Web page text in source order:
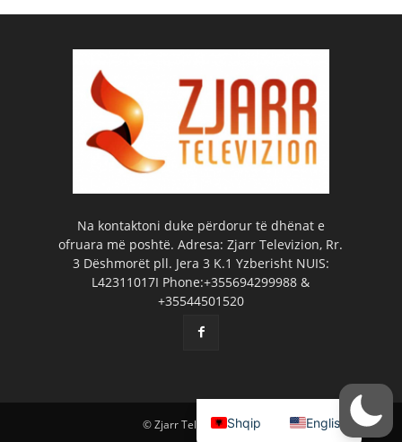
Na kontaktoni duke përdorur të dhënat e
ofruara më poshtë. Adresa: Zjarr Televizion, Rr.
3 Dëshmorët pll. Jera 3 K.1 Yzberisht NUIS:
L42311017I Phone:+355694299988 &
+35544501520
© Zjarr Televizion 2026
Shqip English